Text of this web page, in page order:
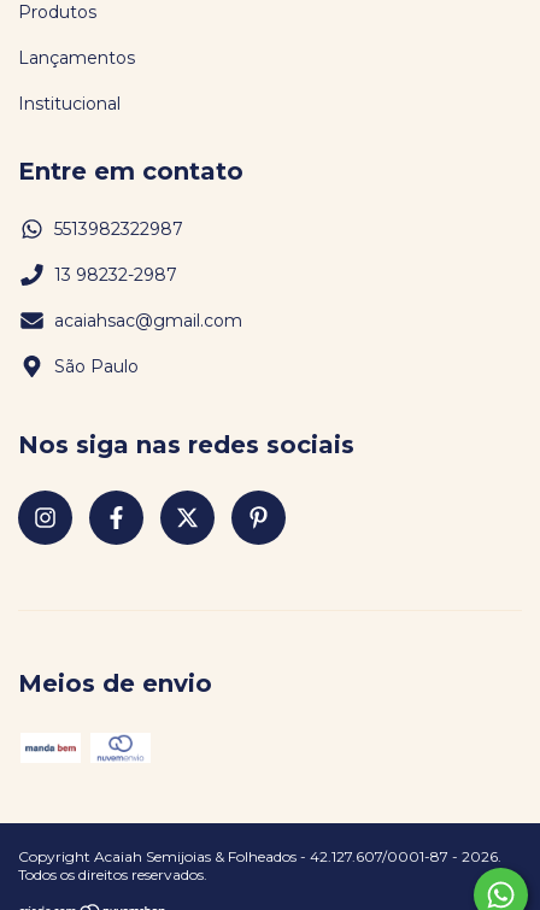
Produtos
Lançamentos
Institucional
Entre em contato
5513982322987
13 98232-2987
acaiahsac@gmail.com
São Paulo
Nos siga nas redes sociais
Meios de envio
Copyright Acaiah Semijoias & Folheados - 42.127.607/0001-87 - 2026.
Todos os direitos reservados.